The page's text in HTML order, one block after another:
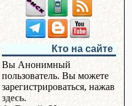
Кто на сайте
Вы Анонимный
пользователь. Вы можете
зарегистрироваться, нажав
здесь.